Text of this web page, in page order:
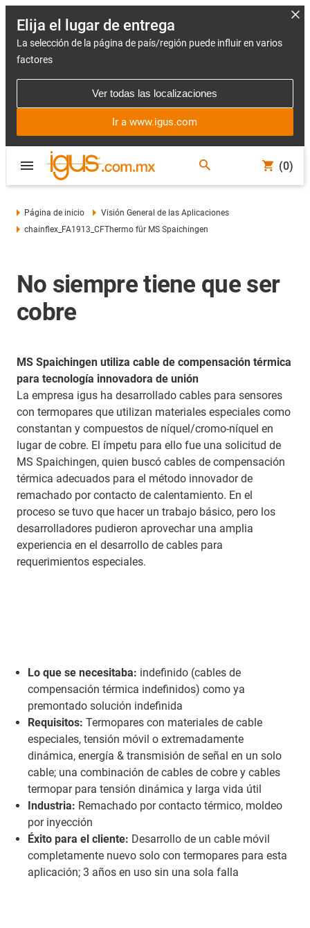
Elija el lugar de entrega
La selección de la página de país/región puede influir en varios
factores
Ver todas las localizaciones
Ir a www.igus.com
(0)
Página de inicio
Visión General de las Aplicaciones
chainflex_FA1913_CFThermo für MS Spaichingen
No siempre tiene que ser
cobre
MS Spaichingen utiliza cable de compensación térmica
para tecnología innovadora de unión
La empresa igus ha desarrollado cables para sensores
con termopares que utilizan materiales especiales como
constantan y compuestos de níquel/cromo-níquel en
lugar de cobre. El ímpetu para ello fue una solicitud de
MS Spaichingen, quien buscó cables de compensación
térmica adecuados para el método innovador de
remachado por contacto de calentamiento. En el
proceso se tuvo que hacer un trabajo básico, pero los
desarrolladores pudieron aprovechar una amplia
experiencia en el desarrollo de cables para
requerimientos especiales.
Lo que se necesitaba: indefinido (cables de
compensación térmica indefinidos) como ya
premontado solución indefinida
Requisitos: Termopares con materiales de cable
especiales, tensión móvil o extremadamente
dinámica, energía & transmisión de señal en un solo
cable; una combinación de cables de cobre y cables
termopar para tensión dinámica y larga vida útil
Industria: Remachado por contacto térmico, moldeo
por inyección
Éxito para el cliente: Desarrollo de un cable móvil
completamente nuevo solo con termopares para esta
aplicación; 3 años en uso sin una sola falla